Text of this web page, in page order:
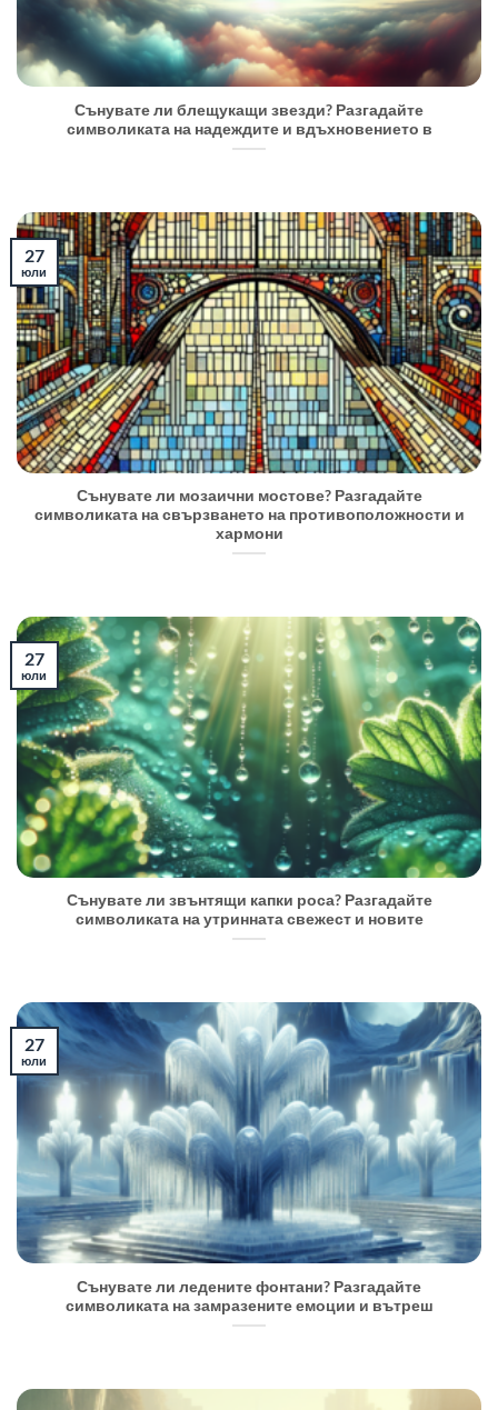
Сънувате ли блещукащи звезди? Разгадайте
символиката на надеждите и вдъхновението в
Сънувате ли мозаични мостове? Разгадайте
символиката на свързването на противоположности и
хармони
27
юли
Сънувате ли звънтящи капки роса? Разгадайте
символиката на утринната свежест и новите
27
юли
Сънувате ли ледените фонтани? Разгадайте
символиката на замразените емоции и вътреш
27
юли